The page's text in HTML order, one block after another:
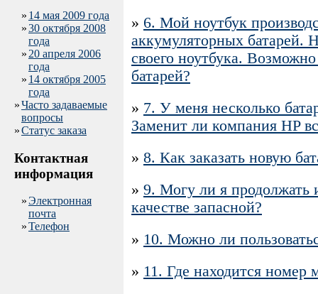
» 14 мая 2009 года
»30 октября 2008
года
» 20 апреля 2006
года
» 14 октября 2005
года
»Часто задаваемые
вопросы
»Статус заказа
Контактная
информация
» Электронная
почта
»Телефон
» 6. Мой ноутбук
аккумуляторных батарей.
своего ноутбука.
батарей?
» 7. У меня несколько
Заменит ли компания HP
» 8. Как заказать новую
» 9. Могу ли я продолжать
качестве запасной?
» 10. Можно ли
» 11. Где находится номер